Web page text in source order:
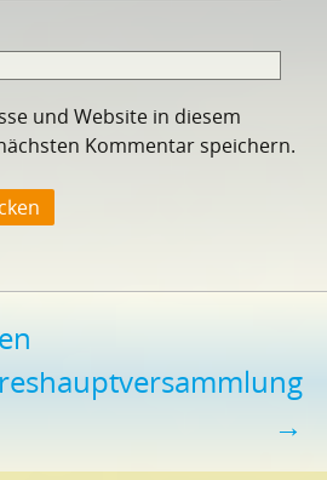
und Website in diesem
Kommentar speichern.
→